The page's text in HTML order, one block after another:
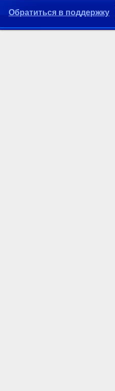
Обратиться в поддержку